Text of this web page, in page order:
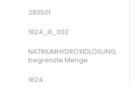
280501
1824_III_002
NATRIUMHYDROXIDLÖSUNG,
begrenzte Menge
1824